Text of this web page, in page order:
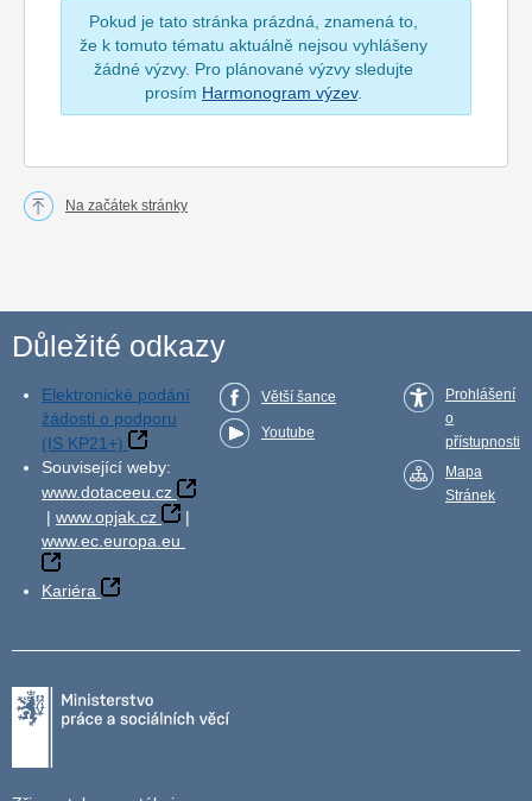
Pokud je tato stránka prázdná, znamená to,
že k tomuto tématu aktuálně nejsou vyhlášeny
žádné výzvy. Pro plánované výzvy sledujte
prosím Harmonogram výzev.
Na začátek stránky
Důležité odkazy
Elektronické podání
žádosti o podporu
(IS KP21+)
Související weby:
www.dotaceeu.cz
| www.opjak.cz
|
www.ec.europa.eu
Kariéra
Větší šance
Youtube
Prohlášení
o
přístupnosti
Mapa
Stránek